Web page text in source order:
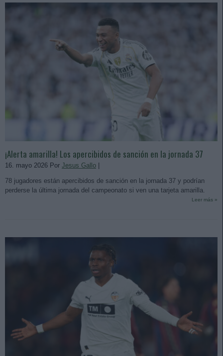
¡Alerta amarilla! Los apercibidos de sanción en la jornada 37
16. mayo 2026 Por Jesus Gallo
78 jugadores están apercibidos de sanción en la jornada 37 y podrían
perderse la última jornada del campeonato si ven una tarjeta amarilla.
Leer más »